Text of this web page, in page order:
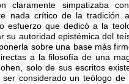
claramente simpatizaba
nada crítico de la tradición
esfuerzo que dedicó a la
su autoridad epistémica del
sobre una base más
a la filosofía de una
solo de sus escritos
considerado un teólogo de